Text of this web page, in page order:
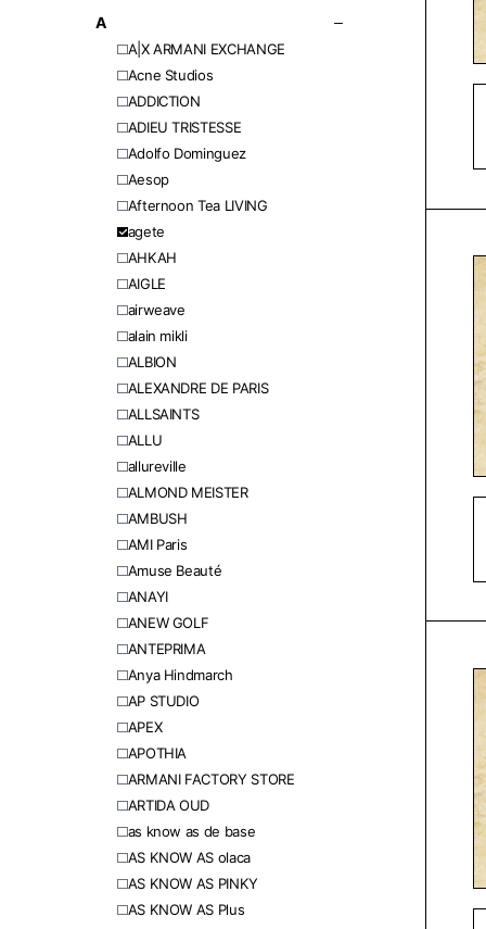
A
A|X ARMANI EXCHANGE
Acne Studios
ADDICTION
ADIEU TRISTESSE
Adolfo Dominguez
Aesop
Afternoon Tea LIVING
agete
AHKAH
AIGLE
airweave
alain mikli
ALBION
ALEXANDRE DE PARIS
ALLSAINTS
ALLU
allureville
ALMOND MEISTER
AMBUSH
AMI Paris
Amuse Beauté
ANAYI
ANEW GOLF
ANTEPRIMA
Anya Hindmarch
AP STUDIO
APEX
APOTHIA
ARMANI FACTORY STORE
ARTIDA OUD
as know as de base
AS KNOW AS olaca
AS KNOW AS PINKY
AS KNOW AS Plus